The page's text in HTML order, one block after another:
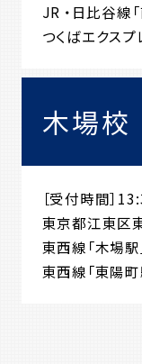
JR ・日比谷線
つくばエクスプ
木場校
［受付時間］
東京都江東区
東西線「木場
東西線「東陽